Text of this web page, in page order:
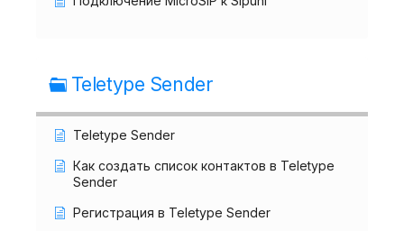
Teletype Sender
Teletype Sender
Как создать список контактов в Teletype
Sender
Регистрация в Teletype Sender